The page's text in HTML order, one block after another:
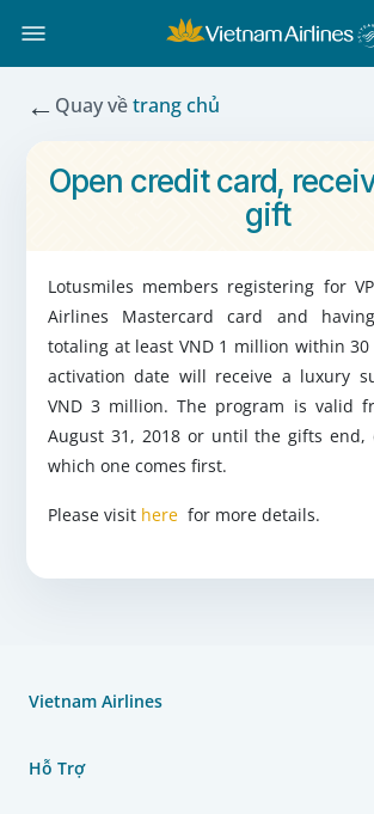
← Quay vềtrang chủ
Open credit card,
gift
Lotusmiles members registering for
Airlines Mastercard card and
totaling at least VND 1 million within
activation date will receive a luxury
VND 3 million. The program is valid
August 31, 2018 or until the gifts end,
which one comes first.
Please visit here for more details.
Vietnam Airlines
Hỗ Trợ